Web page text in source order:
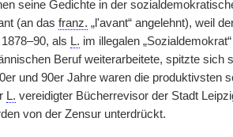
seine Gedichte in der
(an das franz. „l'avant“ angelehnt), weil
als L. im illegalen
Beruf weiterarbeitete, spitzte sich
und 90er Jahre waren die produktivsten
L. vereidigter Bücherrevisor der Stadt
von der Zensur unterdrückt.